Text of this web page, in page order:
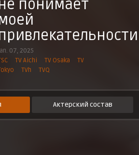
понимает
07, 2025
TV Aichi TV Osaka
TV
TVh TVQ
Актерский состав